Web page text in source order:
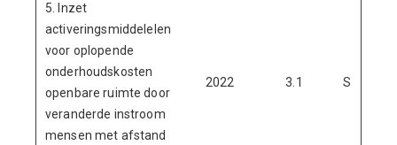
5. Inzet
activeringsmiddelelen
voor oplopende
onderhoudskosten
openbare ruimte door
veranderde instroom
mensen met afstand
2022 3.1 S